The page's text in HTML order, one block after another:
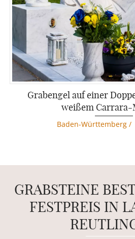
Grabengel auf einer
weißem
Baden-Württemberg /
GRABSTEINE
FESTPREIS IN